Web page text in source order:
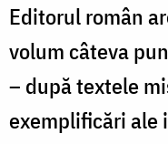
Editorul român
volum câteva
– după textele
exemplificări ale